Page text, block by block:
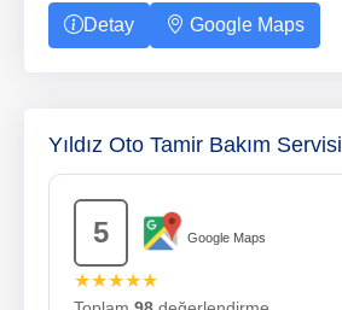
Detay Google Maps
Yıldız Oto Tamir Bakım Servisi
5 Google Maps
★★★★★